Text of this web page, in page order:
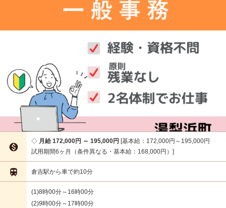

月給 172,000円 ～ 195,000円 基本給：172,000円～195,000円
試用期間6ヶ月（条件異なる・基本給：168,000円）
 倉吉駅から車で約10分
(1)8時00分～16時00分
(2)9時00分～17時00分